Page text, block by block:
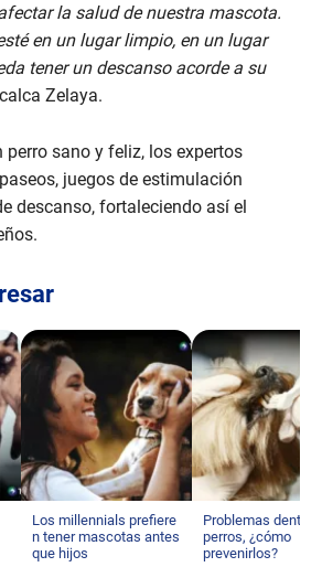
la salud de nuestra mascota.
en un lugar limpio, en un lugar
tener un descanso acorde a su
Zelaya.
perro sano y feliz, los expertos
juegos de estimulación
descanso, fortaleciendo así el
Los millennials prefiere
n tener mascotas antes
que hijos
Problemas
perros, ¿cómo
prevenirlos?